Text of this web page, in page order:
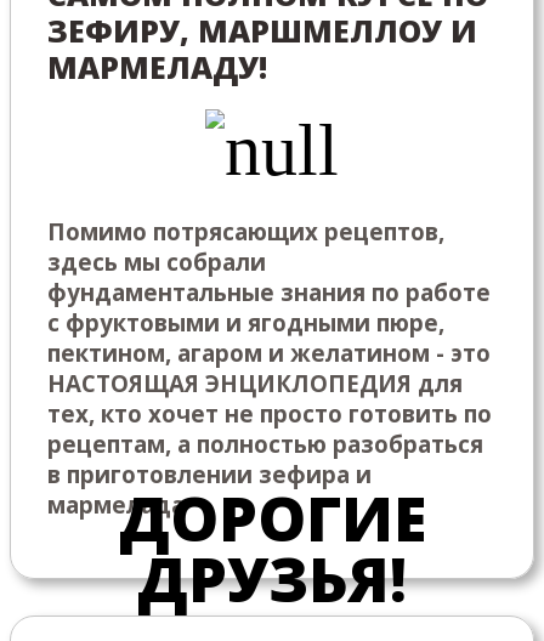
ЗЕФИРУ, МАРШМЕЛЛОУ И
МАРМЕЛАДУ!
Помимо потрясающих рецептов,
здесь мы собрали
фундаментальные знания по работе
с фруктовыми и ягодными пюре,
пектином, агаром и желатином - это
НАСТОЯЩАЯ ЭНЦИКЛОПЕДИЯ для
тех, кто хочет не просто готовить по
рецептам, а полностью разобраться
в приготовлении зефира и
мармеладаДОРОГИЕ
ДРУЗЬЯ!